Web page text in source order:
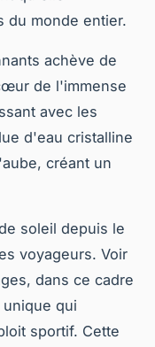
du monde entier.
achève de
de l'immense
avec les
d'eau cristalline
créant un
soleil depuis le
voyageurs. Voir
dans ce cadre
qui
sportif. Cette